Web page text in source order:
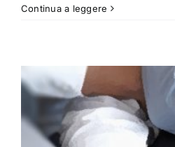
Continua a leggere